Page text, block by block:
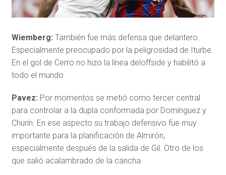
Wiemberg: También fue más defensa que delantero.
Especialmente preocupado por la peligrosidad de Iturbe.
En el gol de Cerro no hizo la línea deloffside y habilitó a
todo el mundo
Pavez: Por momentos se metió como tercer central
para controlar a la dupla conformada por Domínguez y
Churín. En ese aspecto su trabajo defensivo fue muy
importante para la planificación de Almirón,
especialmente después de la salida de Gil. Otro de los
que salió acalambrado de la cancha